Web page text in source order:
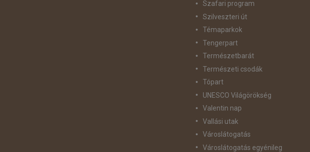
Szafari program
Szilveszteri út
Témaparkok
Tengerpart
Természetbarát
Természeti csodák
Tópart
UNESCO Világörökség
Valentin nap
Vallási utak
Városlátogatás
Városlátogatás egyénileg